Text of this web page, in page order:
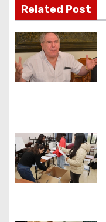
n
d
e
e
t
r
a
Related Post